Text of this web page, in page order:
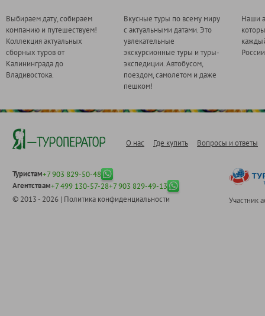
Выбираем дату, собираем
компанию и путешествуем!
Коллекция актуальных
сборных туров от
Калининграда до
Владивостока.
Вкусные туры по всему миру
с актуальными датами. Это
увлекательные
экскурсионные туры и туры-
экспедиции. Автобусом,
поездом, самолетом и даже
пешком!
Наши
О нас Где купить Вопросы и ответы
Туристам+7 903 829-50-48
Агентствам+7 499 130-57-28+7 903 829-49-13
© 2013 - 2026 | Политика конфиденциальности Участник